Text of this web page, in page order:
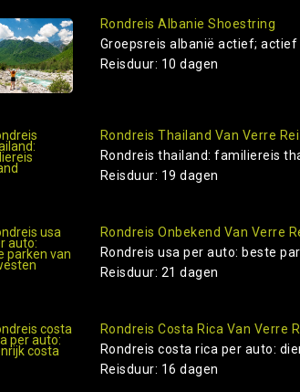
Rondreis Albanie Shoestring
Groepsreis albanië actief; actief
Reisduur: 10 dagen
Rondreis Thailand Van Verre
Rondreis thailand: familiereis
Reisduur: 19 dagen
Rondreis Onbekend Van Verre
Rondreis usa per auto: beste
Reisduur: 21 dagen
Rondreis Costa Rica Van Verre
Rondreis costa rica per auto:
Reisduur: 16 dagen